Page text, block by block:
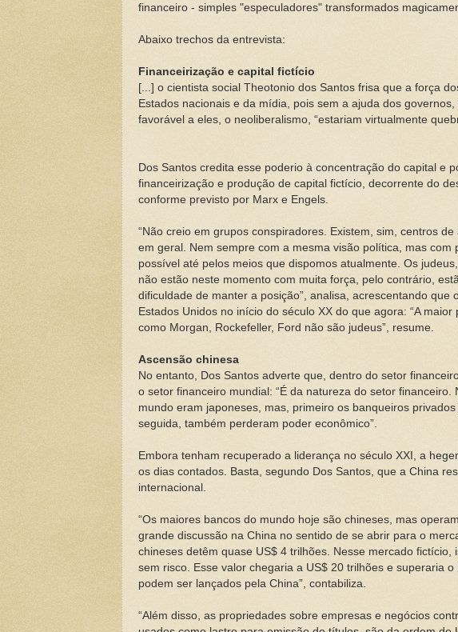
financeiro - simples "especuladores" transformados
Abaixo trechos da entrevista:
Financeirização e capital fictício
[...] o cientista social Theotonio dos Santos frisa que a força
Estados nacionais e da mídia, pois sem a ajuda dos
favorável a eles, o neoliberalismo, “estariam virtualmente
Dos Santos credita esse poderio à concentração do capital e
financeirização e produção de capital fictício, decorrente do
conforme previsto por Marx e Engels.
“Não creio em grupos conspiradores. Existem, sim, centros
em geral. Nem sempre com a mesma visão política, mas com
possível até pelos meios que dispomos atualmente. Os
não estão neste momento com muita força, pelo contrário,
dificuldade de manter a posição”, analisa, acrescentando que
Estados Unidos no início do século XX do que agora: “A
como Morgan, Rockefeller, Ford não são judeus”, resume.
Ascensão chinesa
No entanto, Dos Santos adverte que, dentro do setor
o setor financeiro mundial: “É da natureza do setor
mundo eram japoneses, mas, primeiro os banqueiros
seguida, também perderam poder econômico”.
Embora tenham recuperado a liderança no século XXI, a
os dias contados. Basta, segundo Dos Santos, que a China
internacional.
“Os maiores bancos do mundo hoje são chineses, mas
grande discussão na China no sentido de se abrir para o
chineses detêm quase US$ 4 trilhões. Nesse mercado fictício,
sem risco. Esse valor chegaria a US$ 20 trilhões e superaria
podem ser lançados pela China”, contabiliza.
“Além disso, as propriedades sobre empresas e negócios